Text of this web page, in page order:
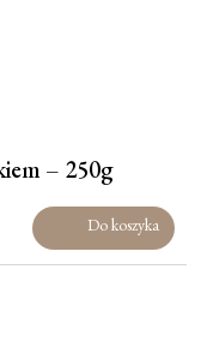
– 250g
Do koszyka